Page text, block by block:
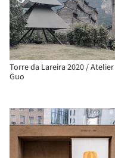
Torre da Lareira 2020 / Atelier
Guo